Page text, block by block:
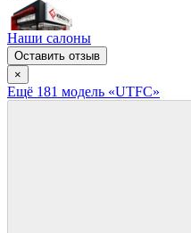
Наши салоны
Оставить отзыв
×
Ещё 181 модель «UTFC»